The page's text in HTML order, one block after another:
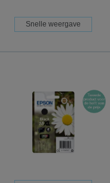
Snelle weergave